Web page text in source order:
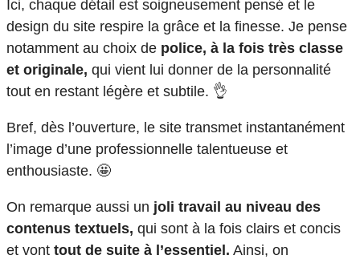
Ici, chaque détail est soigneusement pensé et le
design du site respire la grâce et la finesse. Je pense
notamment au choix de police, à la fois très classe
et originale, qui vient lui donner de la personnalité
tout en restant légère et subtile. 👌
Bref, dès l’ouverture, le site transmet instantanément
l’image d’une professionnelle talentueuse et
enthousiaste. 🤩
On remarque aussi un joli travail au niveau des
contenus textuels, qui sont à la fois clairs et concis
et vont tout de suite à l’essentiel. Ainsi, on